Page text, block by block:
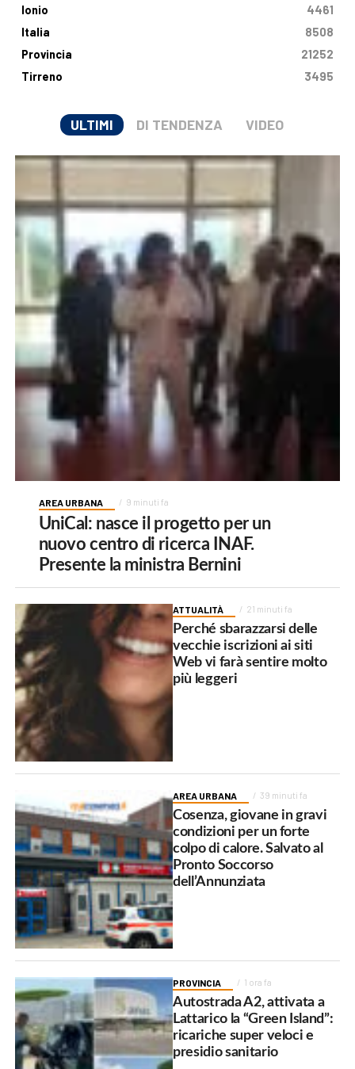
Ionio
4461
Italia
8508
Provincia
21252
Tirreno
3495
ULTIMI DI TENDENZA VIDEO
AREA URBANA 9 minuti fa
UniCal: nasce il progetto per un
nuovo centro di ricerca INAF.
Presente la ministra Bernini
ATTUALITÀ 21 minuti fa
Perché sbarazzarsi delle
vecchie iscrizioni ai siti
Web vi farà sentire molto
più leggeri
AREA URBANA 39 minuti fa
Cosenza, giovane in gravi
condizioni per un forte
colpo di calore. Salvato al
Pronto Soccorso
dell’Annunziata
PROVINCIA 1 ora fa
Autostrada A2, attivata a
Lattarico la “Green Island”:
ricariche super veloci e
presidio sanitario